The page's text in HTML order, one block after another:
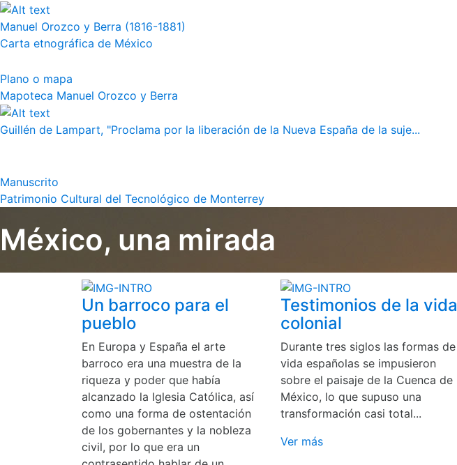
Manuel Orozco y Berra (1816-1881)
Carta etnográfica de México
Plano o mapa
Mapoteca Manuel Orozco y Berra
Guillén de Lampart, "Proclama por la liberación de la Nueva España de la suje...
Manuscrito
Patrimonio Cultural del Tecnológico de Monterrey
México, una mirada
Un barroco para el
pueblo
En Europa y España el arte
barroco era una muestra de la
riqueza y poder que había
alcanzado la Iglesia Católica, así
como una forma de ostentación
de los gobernantes y la nobleza
civil, por lo que era un
Testimonios de la vida
colonial
Durante tres siglos las formas de
vida españolas se impusieron
sobre el paisaje de la Cuenca de
México, lo que supuso una
transformación casi total...
Ver más